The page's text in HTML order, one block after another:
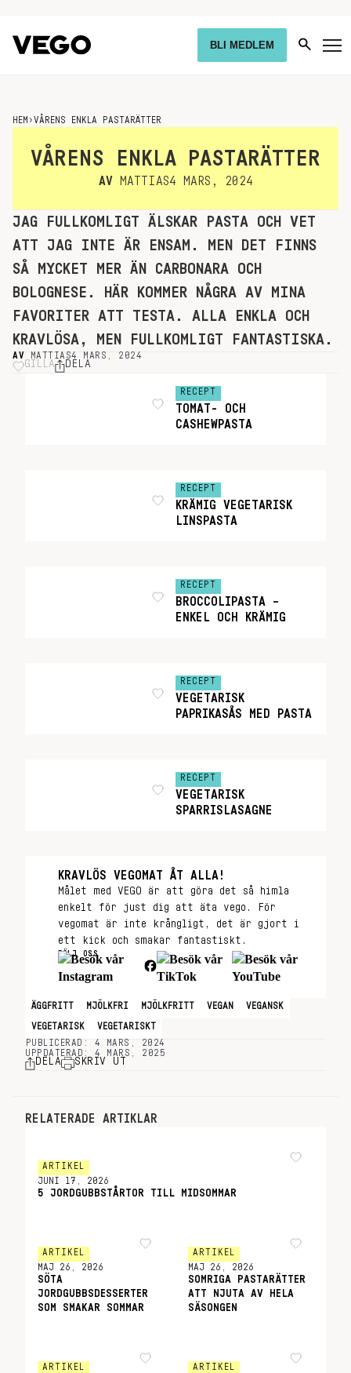
BLI MEDLEM
HEM ›VÅRENS ENKLA PASTARÄTTER
VÅRENS ENKLA PASTARÄTTER
AV MATTIAS4 MARS, 2024
JAG FULLKOMLIGT ÄLSKAR PASTA OCH VET
ATT JAG INTE ÄR ENSAM. MEN DET FINNS
SÅ MYCKET MER ÄN CARBONARA OCH
BOLOGNESE. HÄR KOMMER NÅGRA AV MINA
FAVORITER ATT TESTA. ALLA ENKLA OCH
KRAVLÖSA, MEN FULLKOMLIGT FANTASTISKA.
AV MATTIAS4 MARS, 2024
GILLA DELA
RECEPT
TOMAT- OCH
CASHEWPASTA
RECEPT
KRÄMIG VEGETARISK
LINSPASTA
RECEPT
BROCCOLIPASTA –
ENKEL OCH KRÄMIG
RECEPT
VEGETARISK
PAPRIKASÅS MED PASTA
RECEPT
VEGETARISK
SPARRISLASAGNE
KRAVLÖS VEGOMAT ÅT ALLA!
Målet med VEGO är att göra det så himla
enkelt för just dig att äta vego. För
vegomat är inte krångligt, det är gjort i
ett kick och smakar fantastiskt.
FÖLJ OSS
ÄGGFRITT MJÖLKFRI MJÖLKFRITT VEGAN VEGANSK
VEGETARISK
VEGETARISKT
PUBLICERAD: 4 MARS, 2024
UPPDATERAD: 4 MARS, 2025
DELA SKRIV UT
RELATERADE ARTIKLAR
ARTIKEL
JUNI 17, 2026
5 JORDGUBBSTÅRTOR TILL MIDSOMMAR
ARTIKEL
MAJ 26, 2026
SÖTA
JORDGUBBSDESSERTER
SOM SMAKAR SOMMAR
ARTIKEL
MAJ 26, 2026
SOMRIGA PASTARÄTTER
ATT NJUTA AV HELA
SÄSONGEN
ARTIKEL
ARTIKEL